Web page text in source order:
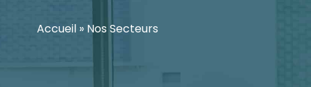
Accueil » Nos Secteurs